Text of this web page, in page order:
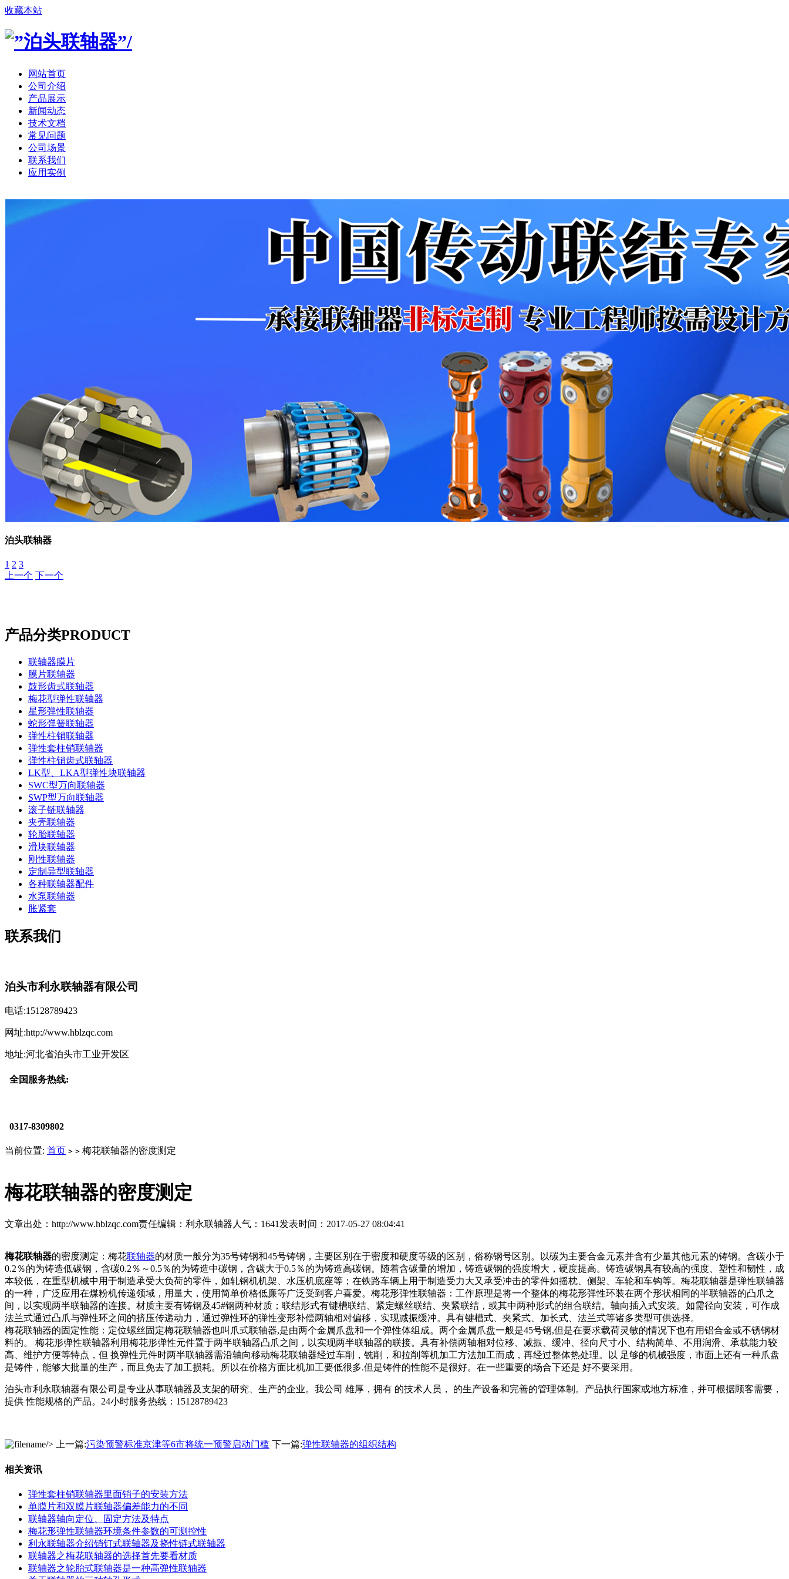
收藏本站
网站首页
公司介绍
产品展示
新闻动态
技术文档
常见问题
公司场景
联系我们
应用实例
泊头联轴器
1 2 3
上一个 下一个
产品分类PRODUCT
联轴器膜片
膜片联轴器
鼓形齿式联轴器
梅花型弹性联轴器
星形弹性联轴器
蛇形弹簧联轴器
弹性柱销联轴器
弹性套柱销联轴器
弹性柱销齿式联轴器
LK型、LKA型弹性块联轴器
SWC型万向联轴器
SWP型万向联轴器
滚子链联轴器
夹壳联轴器
轮胎联轴器
滑块联轴器
刚性联轴器
定制异型联轴器
各种联轴器配件
水泵联轴器
胀紧套
联系我们
泊头市利永联轴器有限公司
电话:15128789423
网址:http://www.hblzqc.com
地址:河北省泊头市工业开发区
全国服务热线:
0317-8309802
当前位置: 首页 > > 梅花联轴器的密度测定
梅花联轴器的密度测定
文章出处：http://www.hblzqc.com责任编辑：利永联轴器人气： 1641发表时间：2017-05-27 08:04:41
梅花联轴器的密度测定：梅花联轴器的材质一般分为35号铸钢和45号铸钢，主要区别在于密度和硬度等级的区别，俗称钢号区别。以碳为主要合金元素并含有少量其他元素的铸钢。含碳小于
0.2％的为铸造低碳钢，含碳0.2％～0.5％的为铸造中碳钢，含碳大于0.5％的为铸造高碳钢。随着含碳量的增加，铸造碳钢的强度增大，硬度提高。铸造碳钢具有较高的强度、塑性和韧性，成
本较低，在重型机械中用于制造承受大负荷的零件，如轧钢机机架、水压机底座等；在铁路车辆上用于制造受力大又承受冲击的零件如摇枕、侧架、车轮和车钩等。梅花联轴器是弹性联轴器
的一种，广泛应用在煤粉机传递领域，用量大，使用简单价格低廉等广泛受到客户喜爱。梅花形弹性联轴器：工作原理是将一个整体的梅花形弹性环装在两个形状相同的半联轴器的凸爪之
间，以实现两半联轴器的连接。材质主要有铸钢及45#钢两种材质；联结形式有键槽联结、紧定螺丝联结、夹紧联结，或其中两种形式的组合联结。轴向插入式安装。如需径向安装，可作成
法兰式通过凸爪与弹性环之间的挤压传递动力，通过弹性环的弹性变形补偿两轴相对偏移，实现减振缓冲。具有键槽式、夹紧式、加长式、法兰式等诸多类型可供选择。
梅花联轴器的固定性能：定位螺丝固定梅花联轴器也叫爪式联轴器,是由两个金属爪盘和一个弹性体组成。两个金属爪盘一般是45号钢,但是在要求载荷灵敏的情况下也有用铝合金或不锈钢材
料的。 梅花形弹性联轴器利用梅花形弹性元件置于两半联轴器凸爪之间，以实现两半联轴器的联接。具有补偿两轴相对位移、减振、缓冲、径向尺寸小、结构简单、不用润滑、承载能力较
高、维护方便等特点，但 换弹性元件时两半联轴器需沿轴向移动梅花联轴器经过车削，铣削，和拉削等机加工方法加工而成，再经过整体热处理。以 足够的机械强度，市面上还有一种爪盘
是铸件，能够大批量的生产，而且免去了加工损耗。所以在价格方面比机加工要低很多.但是铸件的性能不是很好。在一些重要的场合下还是 好不要采用。
泊头市利永联轴器有限公司是专业从事联轴器及支架的研究、生产的企业。我公司 雄厚，拥有 的技术人员， 的生产设备和完善的管理体制。产品执行国家或地方标准，并可根据顾客需要，
提供 性能规格的产品。24小时服务热线：15128789423
/> 上一篇:污染预警标准京津等6市将统一预警启动门槛 下一篇:弹性联轴器的组织结构
相关资讯
弹性套柱销联轴器里面销子的安装方法
单膜片和双膜片联轴器偏差能力的不同
联轴器轴向定位、固定方法及特点
梅花形弹性联轴器环境条件参数的可测控性
利永联轴器介绍销钉式联轴器及挠性链式联轴器
联轴器之梅花联轴器的选择首先要看材质
联轴器之轮胎式联轴器是一种高弹性联轴器